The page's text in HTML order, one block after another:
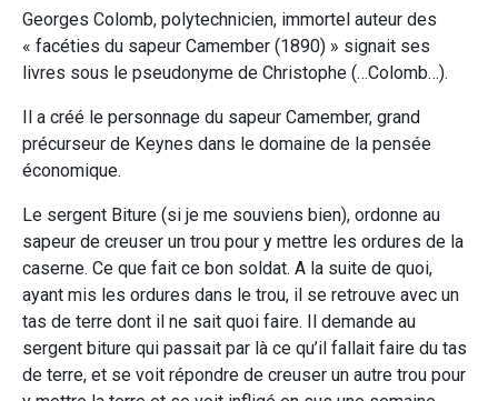
Georges Colomb, polytechnicien, immortel auteur des
« facéties du sapeur Camember (1890) » signait ses
livres sous le pseudonyme de Christophe (…Colomb…).
Il a créé le personnage du sapeur Camember, grand
précurseur de Keynes dans le domaine de la pensée
économique.
Le sergent Biture (si je me souviens bien), ordonne au
sapeur de creuser un trou pour y mettre les ordures de la
caserne. Ce que fait ce bon soldat. A la suite de quoi,
ayant mis les ordures dans le trou, il se retrouve avec un
tas de terre dont il ne sait quoi faire. Il demande au
sergent biture qui passait par là ce qu’il fallait faire du tas
de terre, et se voit répondre de creuser un autre trou pour